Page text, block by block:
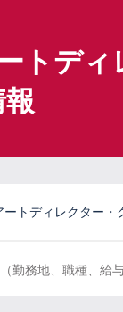
トデ
ートディレクター・
（勤務地、職種、給